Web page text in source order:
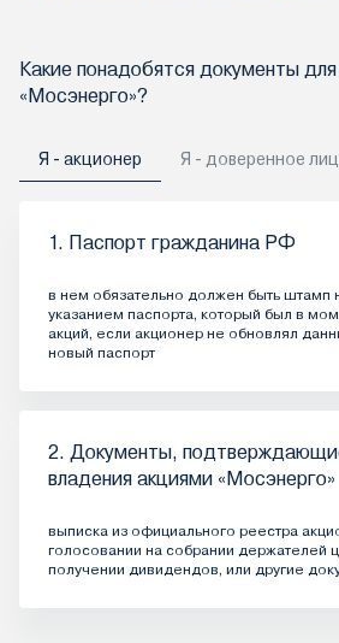
Какие понадобятся документы для
«Мосэнерго»?
Я - акционер Я - доверенное
1. Паспорт гражданина РФ
в нем обязательно должен быть штамп
указанием паспорта, который был в
акций, если акционер не обновлял
новый паспорт
2. Документы,
владения акциями «Мосэнерго»
выписка из официального реестра
голосовании на собрании держателей
получении дивидендов, или другие